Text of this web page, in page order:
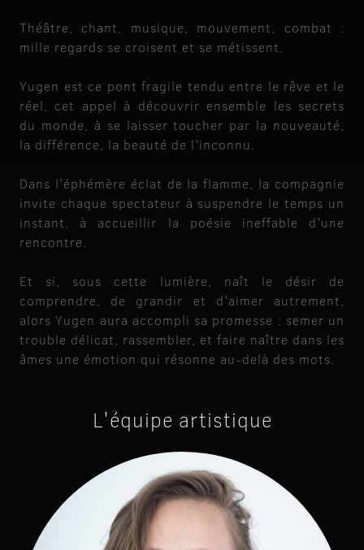
Théâtre, chant, musique, mouvement, combat :
mille regards se croisent et se métissent.
Yugen est ce pont fragile tendu entre le rêve et le
réel, cet appel à découvrir ensemble les secrets
du monde, à se laisser toucher par la nouveauté,
la différence, la beauté de l'inconnu.
Dans l'éphémère éclat de la flamme, la compagnie
invite chaque spectateur à suspendre le temps un
instant, à accueillir la poésie ineffable d'une
rencontre.
Et si, sous cette lumière, naît le désir de
comprendre, de grandir et d'aimer autrement,
alors Yugen aura accompli sa promesse : semer un
trouble délicat, rassembler, et faire naître dans les
âmes une émotion qui résonne au-delà des mots.
L'équipe artistique